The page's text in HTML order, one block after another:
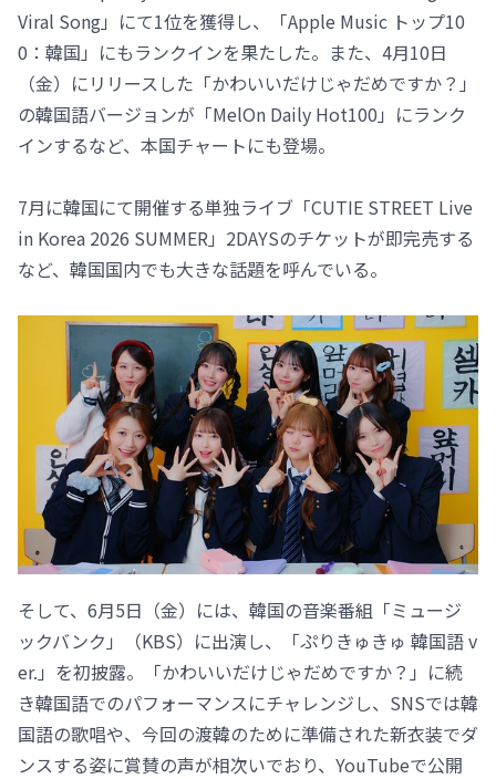
Viral Song」にて1位を獲得し、「Apple Music トップ10
0：韓国」にもランクインを果たした。また、4月10日
（金）にリリースした「かわいいだけじゃだめですか？」
の韓国語バージョンが「MelOn Daily Hot100」にランク
インするなど、本国チャートにも登場。
7月に韓国にて開催する単独ライブ「CUTIE STREET Live
in Korea 2026 SUMMER」2DAYSのチケットが即完売する
など、韓国国内でも大きな話題を呼んでいる。
そして、6月5日（金）には、韓国の音楽番組「ミュージ
ックバンク」（KBS）に出演し、「ぷりきゅきゅ 韓国語 v
er.」を初披露。「かわいいだけじゃだめですか？」に続
き韓国語でのパフォーマンスにチャレンジし、SNSでは韓
国語の歌唱や、今回の渡韓のために準備された新衣装でダ
ンスする姿に賞賛の声が相次いでおり、YouTubeで公開